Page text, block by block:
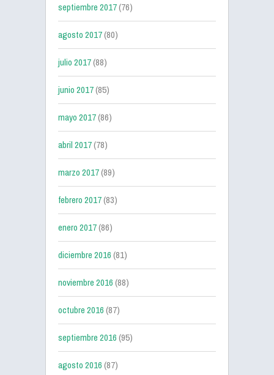
septiembre 2017(76)
agosto 2017(80)
julio 2017(88)
junio 2017(85)
mayo 2017(86)
abril 2017(78)
marzo 2017(89)
febrero 2017(83)
enero 2017(86)
diciembre 2016(81)
noviembre 2016(88)
octubre 2016(87)
septiembre 2016(95)
agosto 2016(87)